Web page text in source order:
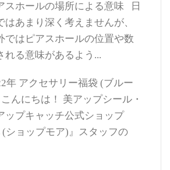
スホールの場所による意味
日
はあまり深く考えませんが、
ではピアスホールの位置や数
れる意味があるよう...
年 アクセサリー福袋 (ブルー
こんにちは！ 美アップシール・
ップキャッチ公式ショップ
(ショップモア)』スタッフの